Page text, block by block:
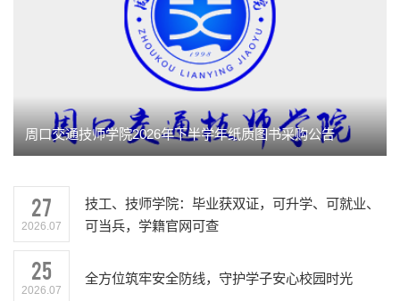
周口交通技师学院2026年下半学年纸质图书采购公告
27
2026.07
技工、技师学院：毕业获双证，可升学、可就业、
可当兵，学籍官网可查
25
2026.07
全方位筑牢安全防线，守护学子安心校园时光